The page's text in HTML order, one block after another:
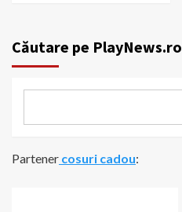
Căutare pe PlayNews.ro
Partener cosuri cadou: